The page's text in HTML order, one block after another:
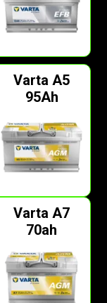
Varta A5
95Ah
Varta A7
70ah